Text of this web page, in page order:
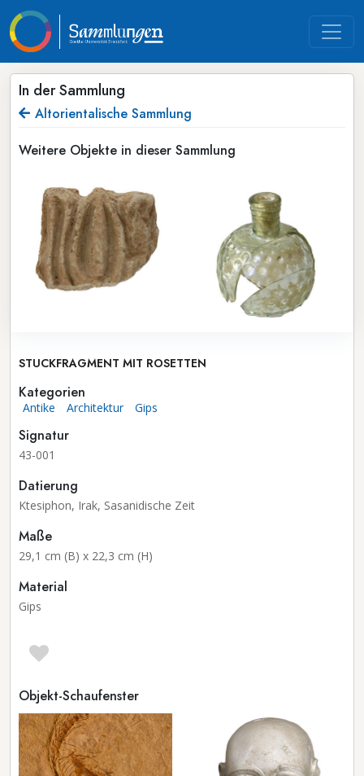
In der Sammlung
Altorientalische Sammlung
Weitere Objekte in dieser Sammlung
STUCKFRAGMENT MIT ROSETTEN
Kategorien
Antike Architektur Gips
Signatur
43-001
Datierung
Ktesiphon, Irak, Sasanidische Zeit
Maße
29,1 cm (B) x 22,3 cm (H)
Material
Gips
Objekt-Schaufenster